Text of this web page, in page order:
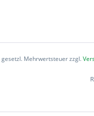
Mehrwertsteuer zzgl.